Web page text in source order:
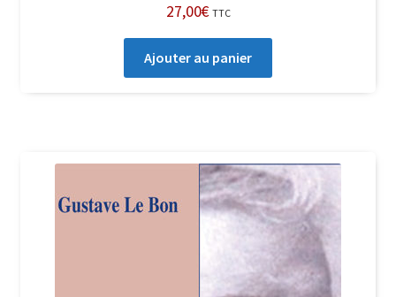
27,00€ TTC
Ajouter au panier